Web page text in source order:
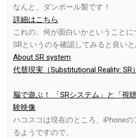
なんと、ダンボール製です！
詳細はこちら
これの、何が面白いかということに
SRというのを確認してみると良いと
About SR system
代替現実（Substitutional Reality: SR
脳で遊ぶ！ 「SRシステム」と「視
験映像
ハコスコは現在のところ、iPhone
るようですので、